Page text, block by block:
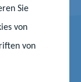
Sie
von
von